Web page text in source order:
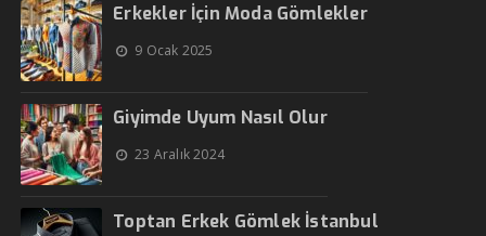
Erkekler İçin Moda Gömlekler
9 Ocak 2025
Giyimde Uyum Nasıl Olur
23 Aralık 2024
Toptan Erkek Gömlek İstanbul